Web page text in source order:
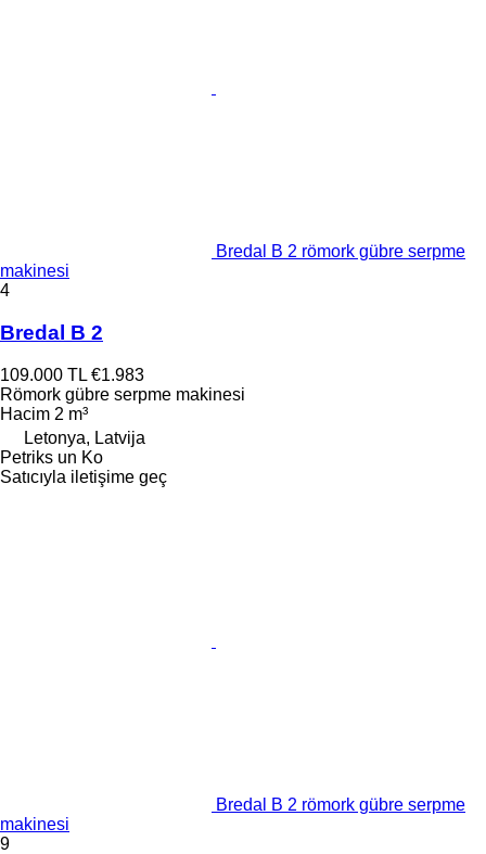
Bredal B 2 römork gübre serpme
makinesi
4
Bredal B 2
109.000 TL €1.983
Römork gübre serpme makinesi
Hacim 2 m³
Letonya, Latvija
Petriks un Ko
Satıcıyla iletişime geç
Bredal B 2 römork gübre serpme
makinesi
9